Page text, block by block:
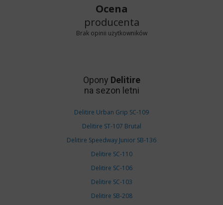
Ocena
producenta
Brak opinii użytkowników
Opony Delitire
na sezon letni
Delitire Urban Grip SC-109
Delitire ST-107 Brutal
Delitire Speedway Junior SB-136
Delitire SC-110
Delitire SC-106
Delitire SC-103
Delitire SB-208